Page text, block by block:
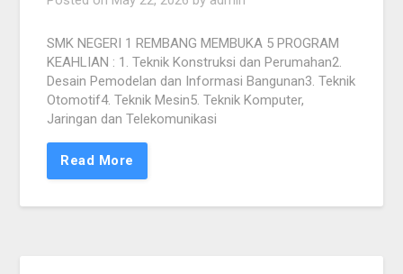
SMK NEGERI 1 REMBANG MEMBUKA 5 PROGRAM
KEAHLIAN : 1. Teknik Konstruksi dan Perumahan2.
Desain Pemodelan dan Informasi Bangunan3. Teknik
Otomotif4. Teknik Mesin5. Teknik Komputer,
Jaringan dan Telekomunikasi
Read More